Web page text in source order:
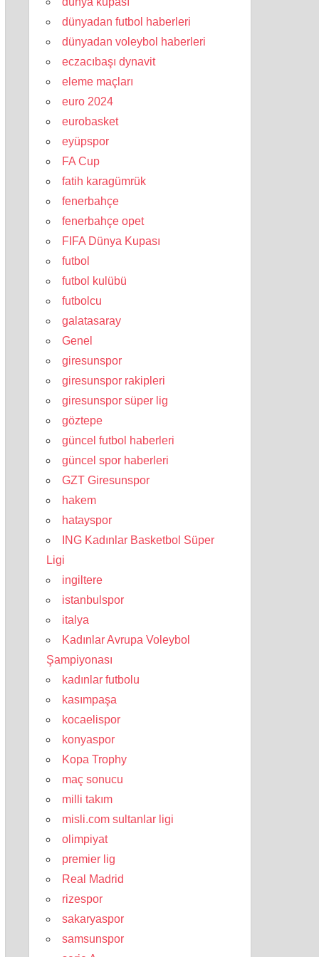
dünyadan futbol haberleri
dünyadan voleybol haberleri
eczacıbaşı dynavit
eleme maçları
euro 2024
eurobasket
eyüpspor
FA Cup
fatih karagümrük
fenerbahçe
fenerbahçe opet
FIFA Dünya Kupası
futbol
futbol kulübü
futbolcu
galatasaray
Genel
giresunspor
giresunspor rakipleri
giresunspor süper lig
göztepe
güncel futbol haberleri
güncel spor haberleri
GZT Giresunspor
hakem
hatayspor
ING Kadınlar Basketbol Süper
Ligi
ingiltere
istanbulspor
italya
Kadınlar Avrupa Voleybol
Şampiyonası
kadınlar futbolu
kasımpaşa
kocaelispor
konyaspor
Kopa Trophy
maç sonucu
milli takım
misli.com sultanlar ligi
olimpiyat
premier lig
Real Madrid
rizespor
sakaryaspor
samsunspor